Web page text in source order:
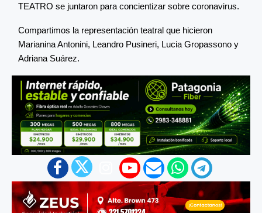
TEATRO se juntaron para concientizar sobre coronavirus.
Compartimos la representación teatral que hicieron
Marianina Antonini, Leandro Pusineri, Lucia Gropassono y
Adriana Suárez.